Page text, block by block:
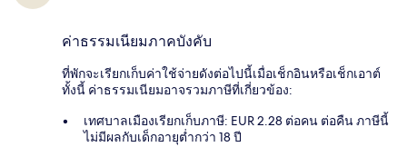
ค่าธรรมเนียมภาคบังคับ
ที่พักจะเรียกเก็บค่าใช้จ่ายดังต่อไปนี้เมื่อเช็กอินหรือเช็กเอาต์
ทั้งนี้ ค่าธรรมเนียมอาจรวมภาษีที่เกี่ยวข้อง:
เทศบาลเมืองเรียกเก็บภาษี: EUR 2.28 ต่อคน ต่อคืน ภาษีนี้
ไม่มีผลกับเด็กอายุต่ำกว่า 18 ปี